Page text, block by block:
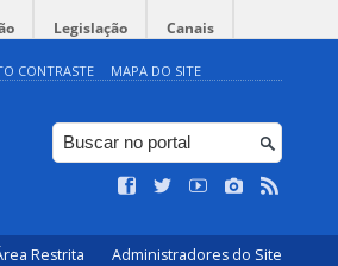
Legislação Canais
CONTRASTE MAPA DO SITE
Restrita Administradores do Site